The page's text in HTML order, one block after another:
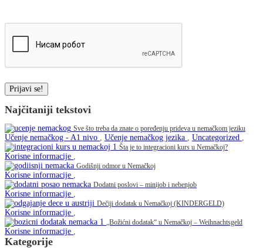
empty.
leave
field
empty.
Najčitaniji tekstovi
Sve što treba da znate o poređenju prideva u nemačkom jeziku
Učenje nemačkog - A1 nivo Učenje nemačkog jezika Uncategorized
Šta je to integracioni kurs u Nemačkoj?
Korisne informacije
Godišnji odmor u Nemačkoj
Korisne informacije
Dodatni poslovi – minijob i nebenjob
Korisne informacije
Dečiji dodatak u Nemačkoj (KINDERGELD)
Korisne informacije
„Božićni dodatak“ u Nemačkoj – Weihnachtsgeld
Korisne informacije
Kategorije